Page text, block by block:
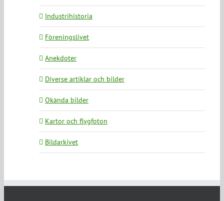
Industrihistoria
Föreningslivet
Anekdoter
Diverse artiklar och bilder
Okända bilder
Kartor och flygfoton
Bildarkivet